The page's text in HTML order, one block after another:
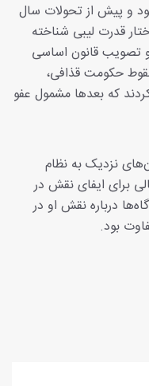
و پیش از تحولات سال
قدرت لیبی شناخته
تدوین و تصویب قانون اساسی
حکومت قذافی،
که بعدها مشمول عفو
نزدیک به نظام
برای ایفای نقش در
درباره نقش او در
بود.